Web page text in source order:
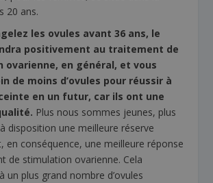
20 ans.
les ovules avant 36 ans, le
positivement au traitement de
ovarienne, en général, et vous
de moins d’ovules pour réussir à
en un futur, car ils ont une
Plus nous sommes jeunes, plus
disposition une meilleure réserve
en conséquence, une meilleure réponse
de stimulation ovarienne. Cela
un plus grand nombre d’ovules